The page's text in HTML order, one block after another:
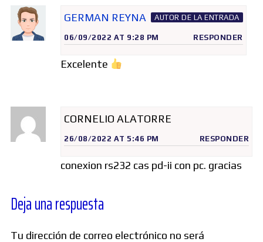
GERMAN REYNA AUTOR DE LA ENTRADA
06/09/2022 AT 9:28 PM RESPONDER
Excelente
CORNELIO ALATORRE
26/08/2022 AT 5:46 PM RESPONDER
conexion rs232 cas pd-ii con pc. gracias
Deja una respuesta
Tu dirección de correo electrónico no será